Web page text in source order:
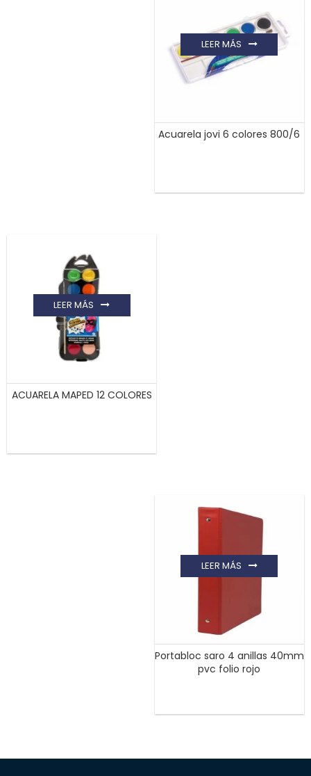
Acuarela jovi 6 colores 800/6
LEER MÁS
ACUARELA MAPED 12 COLORES
LEER MÁS
Portabloc saro 4 anillas 40mm
pvc folio rojo
LEER MÁS